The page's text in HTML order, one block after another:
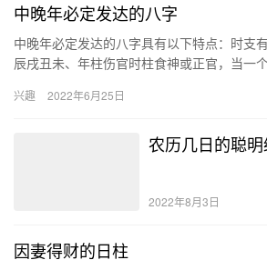
中晚年必定发达的八字
中晚年必定发达的八字具有以下特点：时支
辰戌丑未、年柱伤官时柱食神或正官，当一
财…
兴趣 2022年6月25日
农历几日的聪
2022年8月3日
因妻得财的日柱